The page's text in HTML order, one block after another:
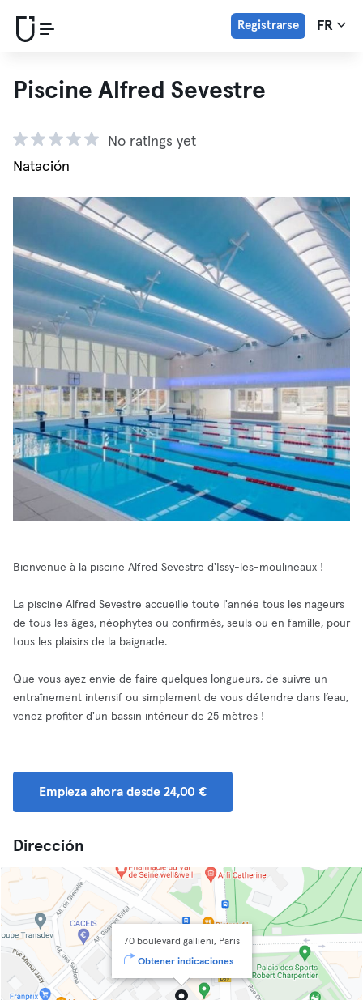
Registrarse FR
Piscine Alfred Sevestre
No ratings yet
Natación
Bienvenue à la piscine Alfred Sevestre d'Issy-les-moulineaux !
La piscine Alfred Sevestre accueille toute l'année tous les nageurs
de tous les âges, néophytes ou confirmés, seuls ou en famille, pour
tous les plaisirs de la baignade.
Que vous ayez envie de faire quelques longueurs, de suivre un
entraînement intensif ou simplement de vous détendre dans l’eau,
venez profiter d'un bassin intérieur de 25 mètres !
Empieza ahora desde 24,00 €
Dirección
70 boulevard gallieni, Paris
Obtener indicaciones